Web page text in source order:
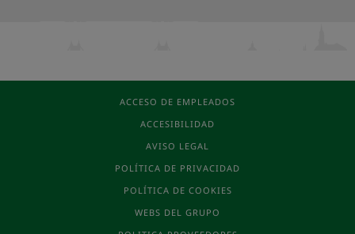
ACCESO DE EMPLEADOS
ACCESIBILIDAD
AVISO LEGAL
POLÍTICA DE PRIVACIDAD
POLÍTICA DE COOKIES
WEBS DEL GRUPO